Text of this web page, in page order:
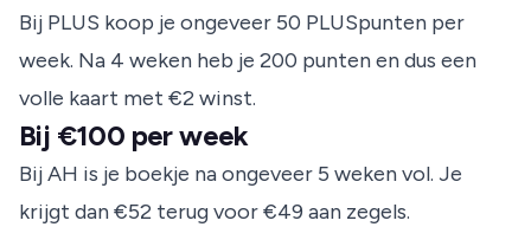
Bij PLUS koop je ongeveer 50 PLUSpunten per
week. Na 4 weken heb je 200 punten en dus een
volle kaart met €2 winst.
Bij €100 per week
Bij AH is je boekje na ongeveer 5 weken vol. Je
krijgt dan €52 terug voor €49 aan zegels.